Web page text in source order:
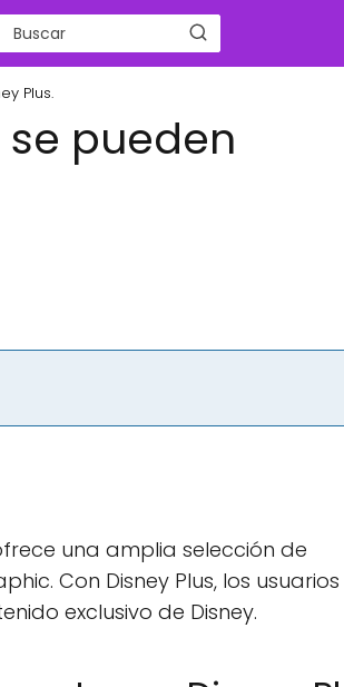
Plus.
pueden
una amplia selección de
Con Disney Plus, los usuarios
exclusivo de Disney.